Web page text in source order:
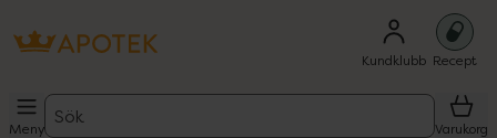
Kundklubb Recept
Meny
Sök
Varukorg